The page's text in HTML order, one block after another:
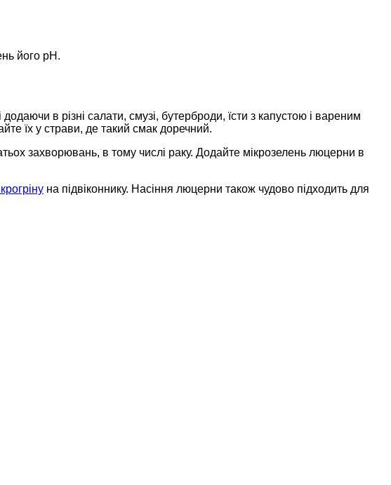
його pH.
в різні салати, смузі, бутерброди, їсти з капустою і вареним
їх у страви, де такий смак доречний.
захворювань, в тому числі раку. Додайте мікрозелень люцерни в
на підвіконнику. Насіння люцерни також чудово підходить для